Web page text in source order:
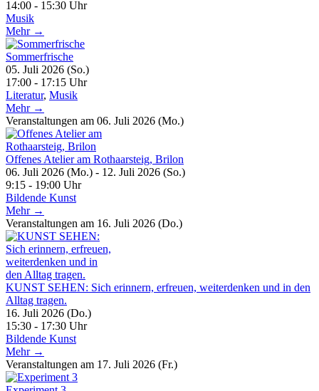
14:00 - 15:30 Uhr
Musik
Mehr →
Sommerfrische
05. Juli 2026 (So.)
17:00 - 17:15 Uhr
Literatur, Musik
Mehr →
Veranstaltungen am 06. Juli 2026 (Mo.)
Offenes Atelier am Rothaarsteig, Brilon
06. Juli 2026 (Mo.) - 12. Juli 2026 (So.)
9:15 - 19:00 Uhr
Bildende Kunst
Mehr →
Veranstaltungen am 16. Juli 2026 (Do.)
KUNST SEHEN: Sich erinnern, erfreuen, weiterdenken und in den
Alltag tragen.
16. Juli 2026 (Do.)
15:30 - 17:30 Uhr
Bildende Kunst
Mehr →
Veranstaltungen am 17. Juli 2026 (Fr.)